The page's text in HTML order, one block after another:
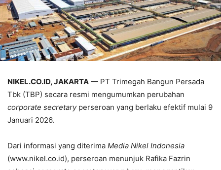
NIKEL.CO.ID, JAKARTA — PT Trimegah Bangun Persada
Tbk (TBP) secara resmi mengumumkan perubahan
corporate secretaryperseroan yang berlaku efektif mulai 9
Januari 2026.
Dari informasi yang diterima Media Nikel Indonesia
(www.nikel.co.id), perseroan menunjuk Rafika Fazrin